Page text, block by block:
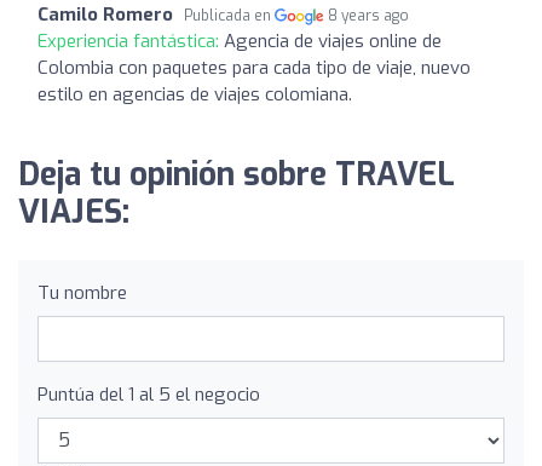
Camilo Romero Publicada en 8 years ago
Experiencia fantástica: Agencia de viajes online de
Colombia con paquetes para cada tipo de viaje, nuevo
estilo en agencias de viajes colomiana.
Deja tu opinión sobre TRAVEL
VIAJES:
Tu nombre
Puntúa del 1 al 5 el negocio